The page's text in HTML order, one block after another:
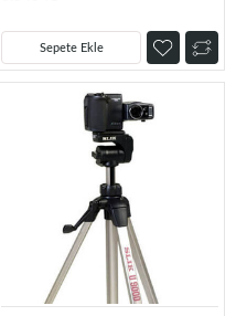
Sepete Ekle